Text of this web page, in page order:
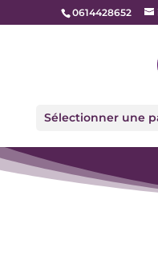
0614428652
Sélectionner une